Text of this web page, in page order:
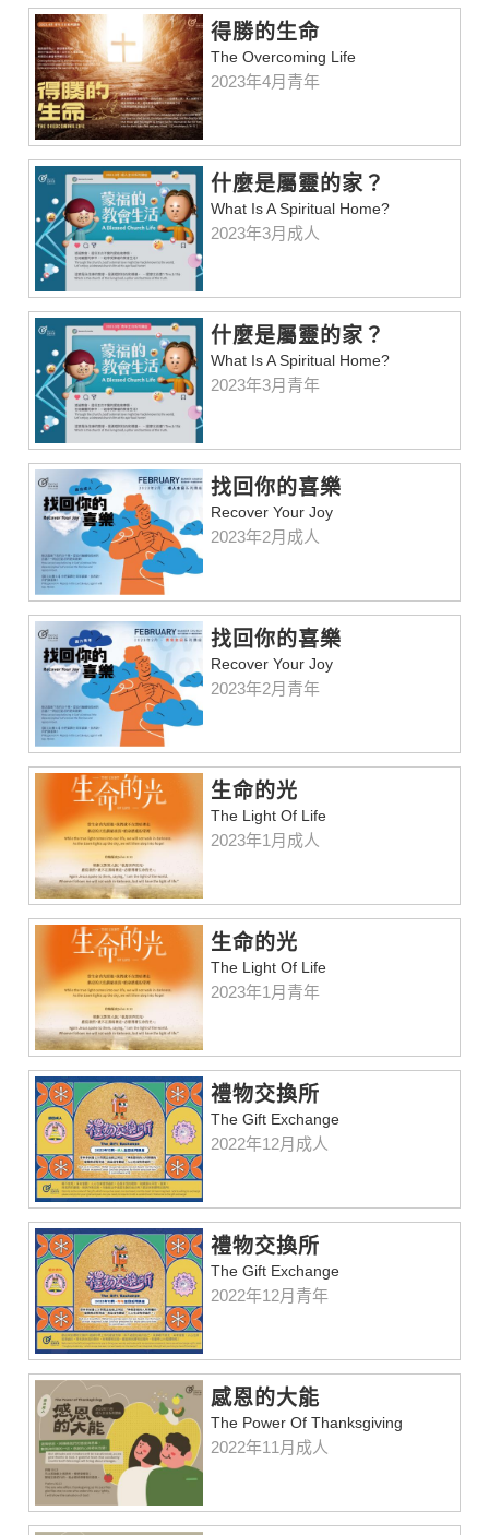
得勝的生命
The Overcoming Life
2023年4月青年
什麼是屬靈的家？
What Is A Spiritual Home?
2023年3月成人
什麼是屬靈的家？
What Is A Spiritual Home?
2023年3月青年
找回你的喜樂
Recover Your Joy
2023年2月成人
找回你的喜樂
Recover Your Joy
2023年2月青年
⽣命的光
The Light Of Life
2023年1月成人
生命的光
The Light Of Life
2023年1月青年
禮物交換所
The Gift Exchange
2022年12月成人
禮物交換所
The Gift Exchange
2022年12月青年
感恩的大能
The Power Of Thanksgiving
2022年11月成人